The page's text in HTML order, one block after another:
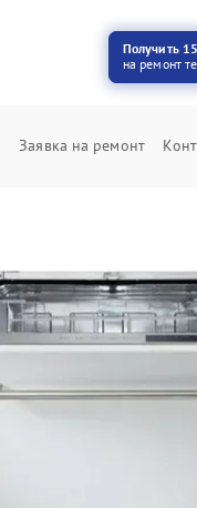
Получить
на ремонт
Заявка на ремонт